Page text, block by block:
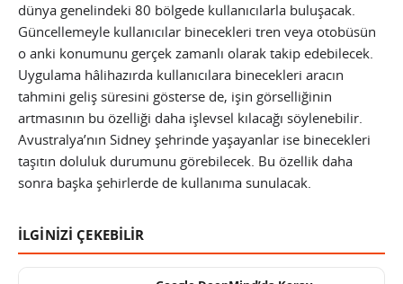
dünya genelindeki 80 bölgede kullanıcılarla buluşacak.
Güncellemeyle kullanıcılar binecekleri tren veya otobüsün
o anki konumunu gerçek zamanlı olarak takip edebilecek.
Uygulama hâlihazırda kullanıcılara binecekleri aracın
tahmini geliş süresini gösterse de, işin görselliğinin
artmasının bu özelliği daha işlevsel kılacağı söylenebilir.
Avustralya’nın Sidney şehrinde yaşayanlar ise binecekleri
taşıtın doluluk durumunu görebilecek. Bu özellik daha
sonra başka şehirlerde de kullanıma sunulacak.
İLGİNİZİ ÇEKEBİLİR